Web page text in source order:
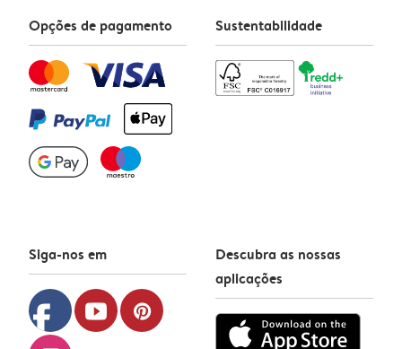
Opções de pagamento Sustentabilidade
Siga-nos em
facebook youtube pinterest
Descubra as nossas
aplicações